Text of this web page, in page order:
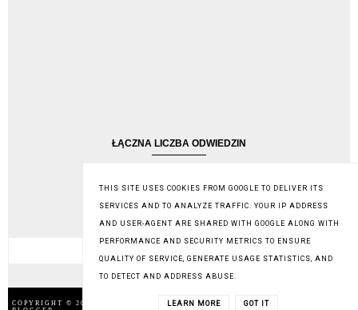
ŁĄCZNA LICZBA ODWIEDZIN
SZUKAJ NA TYM BLOGU
COPYRIGHT © 2014 BIBLIOTEKA RĘKODZIEŁA ,
THIS SITE USES COOKIES FROM GOOGLE TO DELIVER ITS
SERVICES AND TO ANALYZE TRAFFIC. YOUR IP ADDRESS
AND USER-AGENT ARE SHARED WITH GOOGLE ALONG WITH
PERFORMANCE AND SECURITY METRICS TO ENSURE
QUALITY OF SERVICE, GENERATE USAGE STATISTICS, AND
TO DETECT AND ADDRESS ABUSE.
LEARN MORE GOT IT